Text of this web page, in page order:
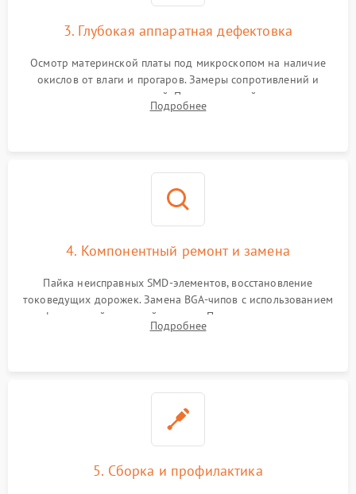
3. Глубокая аппаратная дефектовка
Осмотр материнской платы под микроскопом на наличие
окислов от влаги и прогаров. Замеры сопротивлений и
дежурных напряжений. Проверка цепей питания,
мультиконтроллера, процессора и видеочипа.
Подробнее
4. Компонентный ремонт и замена
Пайка неисправных SMD-элементов, восстановление
токоведущих дорожек. Замена BGA-чипов с использованием
инфракрасной паяльной станции. Прошивка микросхемы
BIOS или замена поврежденных портов USB
Подробнее
5. Сборка и профилактика